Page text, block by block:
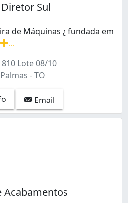
Sul
de Máquinas ¿ fundada em
Lote 08/10
- TO
Email
Acabamentos